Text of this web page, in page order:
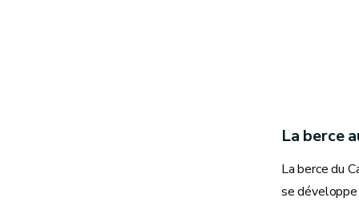
La berce
La berce du
se développe